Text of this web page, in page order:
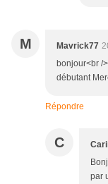
M Mavrick77
bonjour<br /
débutant
Répondre
C
par